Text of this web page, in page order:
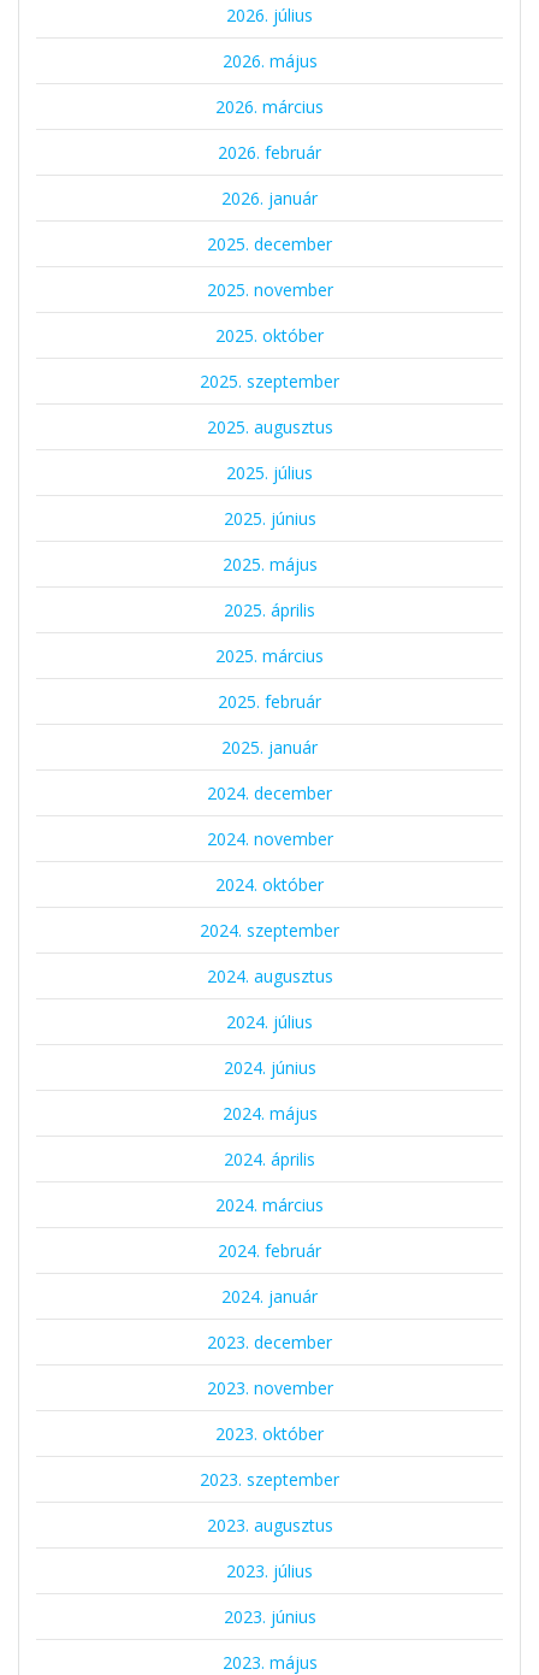
2026. július
2026. május
2026. március
2026. február
2026. január
2025. december
2025. november
2025. október
2025. szeptember
2025. augusztus
2025. július
2025. június
2025. május
2025. április
2025. március
2025. február
2025. január
2024. december
2024. november
2024. október
2024. szeptember
2024. augusztus
2024. július
2024. június
2024. május
2024. április
2024. március
2024. február
2024. január
2023. december
2023. november
2023. október
2023. szeptember
2023. augusztus
2023. július
2023. június
2023. május